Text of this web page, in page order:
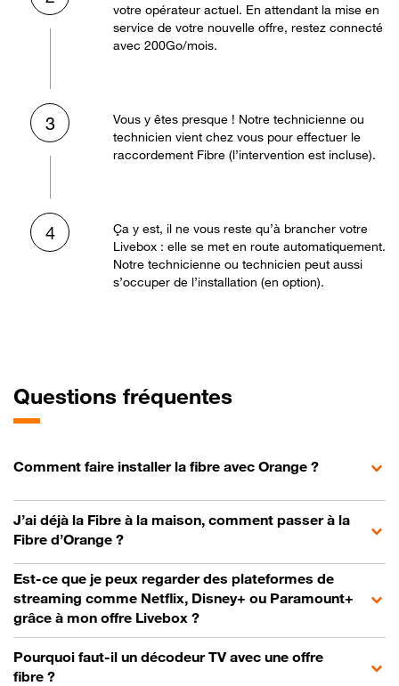
votre opérateur actuel. En attendant la mise en
service de votre nouvelle offre, restez connecté
avec 200Go/mois.
3
Vous y êtes presque ! Notre technicienne ou
technicien vient chez vous pour effectuer le
raccordement Fibre (l’intervention est incluse).
4
Ça y est, il ne vous reste qu’à brancher votre
Livebox : elle se met en route automatiquement.
Notre technicienne ou technicien peut aussi
s’occuper de l’installation (en option).
Questions fréquentes
Comment faire installer la fibre avec Orange ?
J’ai déjà la Fibre à la maison, comment passer à la
Fibre d’Orange ?
Est-ce que je peux regarder des plateformes de
streaming comme Netflix, Disney+ ou Paramount+
grâce à mon offre Livebox ?
Pourquoi faut-il un décodeur TV avec une offre
fibre ?